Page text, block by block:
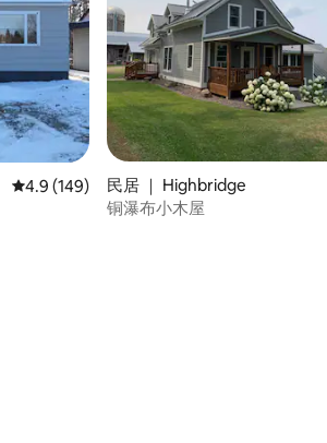
平均评分 4.9 分（满分 5 分），共 149 条评价
4.9 (149)
民居 ｜ Highbridge
铜瀑布小木屋